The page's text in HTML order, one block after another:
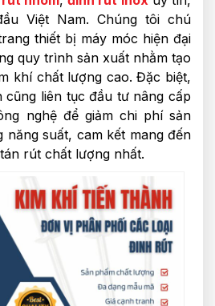
Việt Nam. Chúng tôi chú
thiết bị máy móc hiện đại
quy trình sản xuất nhằm tạo
khí chất lượng cao. Đặc biệt,
cũng liên tục đầu tư nâng cấp
nghệ để giảm chi phí sản
năng suất, cam kết mang đến
rút chất lượng nhất.